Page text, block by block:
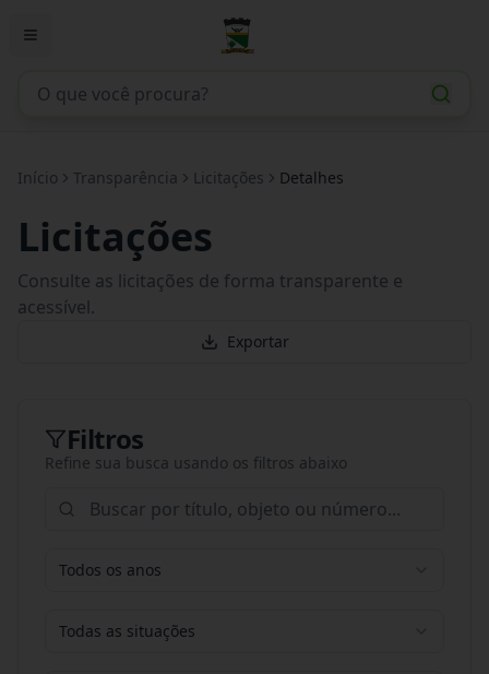
Início Transparência Licitações Detalhes
Licitações
Consulte as licitações de forma transparente e
acessível.
Exportar
Filtros
Refine sua busca usando os filtros abaixo
Todos os anos
Todas as situações